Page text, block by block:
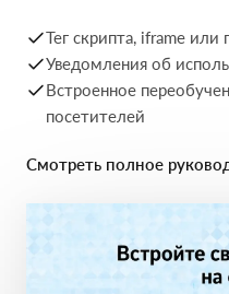
Тег скрипта, iframe или
Уведомления об
Встроенное
посетителей
Смотреть полное